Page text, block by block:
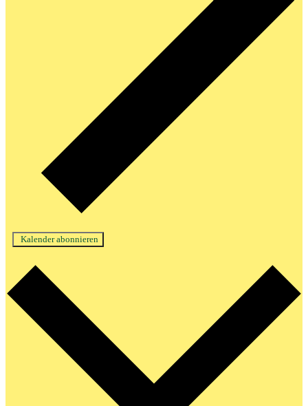
Kalender abonnieren